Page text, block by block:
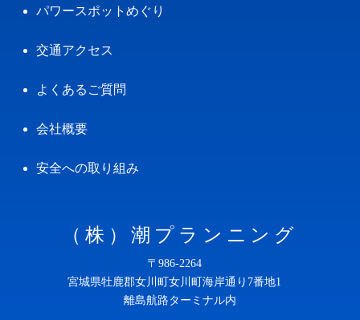
パワースポットめぐり
交通アクセス
よくあるご質問
会社概要
安全への取り組み
（株）潮プランニング
〒986-2264
宮城県牡鹿郡女川町女川町海岸通り7番地1
離島航路ターミナル内